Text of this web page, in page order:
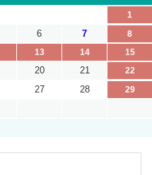
1
6 7
8
13 14
15
20 21
22
27 28
29